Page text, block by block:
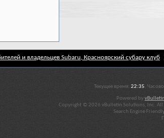
и владельцев Subaru, Красноярский субару клуб
Текущее время: 22:35.
Powered by
Copyright © 2026 vBulletin Solutions, Inc. All
Search Engine